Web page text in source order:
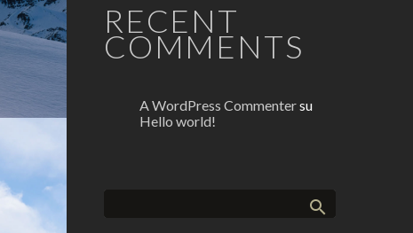
RECENT
COMMENTS
A WordPress Commentersu
Hello world!